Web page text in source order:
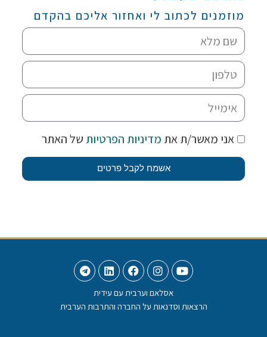
מוזמנים לכתוב לי ואחזור אליכם בהקדם
אני מאשר/ת את מדיניות הפרטיות של האתר
אשמח לקבל פרטים
אסלאם וערבית עם עידית
הרצאות וסדנאות על החברה והתרבות הערבית